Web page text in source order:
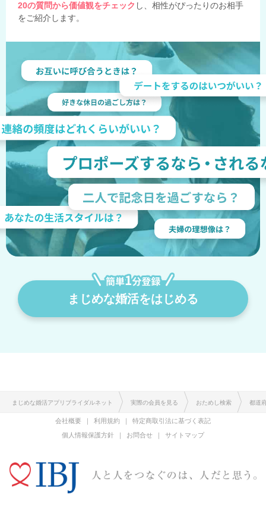
20の質問から価値観をチェック し、相性がぴったりのお相手
をご紹介します。
まじめな婚活をはじめる
まじめな婚活アプリブライダルネット 実際の会員を見る おためし検索 都道
会社概要 利用規約
特定商取引法に基づく表記
個人情報保護方針
お問合せ サイトマップ